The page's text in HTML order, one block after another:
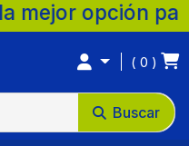
tu
Buscar
0